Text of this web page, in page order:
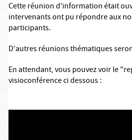
Cette réunion d'information était
intervenants ont pu répondre aux
participants.
D'autres réunions thématiques
En attendant, vous pouvez voir le
visioconférence ci dessous :